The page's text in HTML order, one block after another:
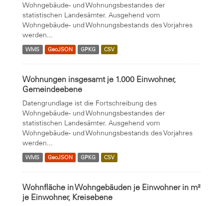
Wohngebäude- und Wohnungsbestandes der
statistischen Landesämter. Ausgehend vom
Wohngebäude- und Wohnungsbestands des Vorjahres
werden...
WMS GeoJSON GPKG CSV
Wohnungen insgesamt je 1.000 Einwohner,
Gemeindeebene
Datengrundlage ist die Fortschreibung des
Wohngebäude- und Wohnungsbestandes der
statistischen Landesämter. Ausgehend vom
Wohngebäude- und Wohnungsbestands des Vorjahres
werden...
WMS GeoJSON GPKG CSV
Wohnfläche in Wohngebäuden je Einwohner in m²
je Einwohner, Kreisebene